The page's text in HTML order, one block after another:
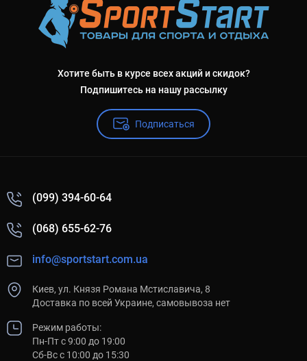
Хотите быть в курсе всех акций и скидок?
Подпишитесь на нашу рассылку
Подписаться
(099) 394-60-64
(068) 655-62-76
info@sportstart.com.ua
Киев, ул. Князя Романа Мстиславича, 8
Доставка по всей Украине, самовывоза нет
Режим работы:
Пн-Пт с 9:00 до 19:00
Сб-Вс с 10:00 до 15:30